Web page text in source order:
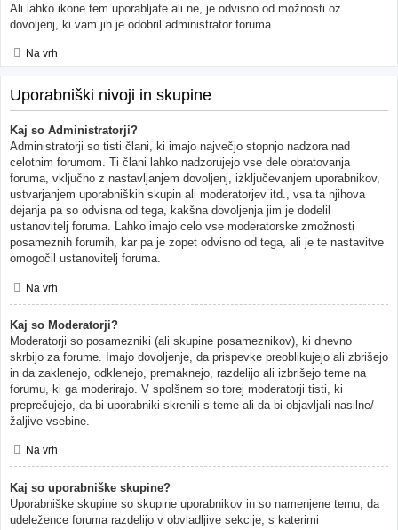
Ali lahko ikone tem uporabljate ali ne, je odvisno od možnosti oz.
dovoljenj, ki vam jih je odobril administrator foruma.
Na vrh
Uporabniški nivoji in skupine
Kaj so Administratorji?
Administratorji so tisti člani, ki imajo največjo stopnjo nadzora nad
celotnim forumom. Ti člani lahko nadzorujejo vse dele obratovanja
foruma, vključno z nastavljanjem dovoljenj, izključevanjem uporabnikov,
ustvarjanjem uporabniških skupin ali moderatorjev itd., vsa ta njihova
dejanja pa so odvisna od tega, kakšna dovoljenja jim je dodelil
ustanovitelj foruma. Lahko imajo celo vse moderatorske zmožnosti
posameznih forumih, kar pa je zopet odvisno od tega, ali je te nastavitve
omogočil ustanovitelj foruma.
Na vrh
Kaj so Moderatorji?
Moderatorji so posamezniki (ali skupine posameznikov), ki dnevno
skrbijo za forume. Imajo dovoljenje, da prispevke preoblikujejo ali zbrišejo
in da zaklenejo, odklenejo, premaknejo, razdelijo ali izbrišejo teme na
forumu, ki ga moderirajo. V spolšnem so torej moderatorji tisti, ki
preprečujejo, da bi uporabniki skrenili s teme ali da bi objavljali nasilne/
žaljive vsebine.
Na vrh
Kaj so uporabniške skupine?
Uporabniške skupine so skupine uporabnikov in so namenjene temu, da
udeležence foruma razdelijo v obvladljive sekcije, s katerimi